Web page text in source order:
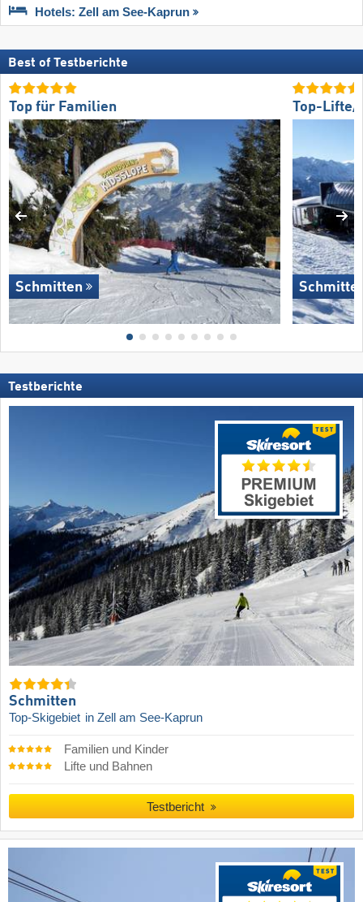
Hotels: Zell am See-Kaprun
Best of Testberichte
Top für Familien
Schmitten
Top-Lifte/
Testberichte
Schmitten
Top-Skigebiet in Zell am See-Kaprun
Familien und Kinder
Lifte und Bahnen
Testbericht